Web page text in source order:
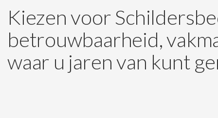
Kiezen voor
betrouwbaarheid,
waar u jaren van kunt